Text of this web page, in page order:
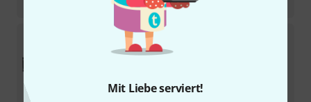
Mit Liebe serviert!
Heritage AudioHerchild 660
UVP:6.543,81 €
-24%